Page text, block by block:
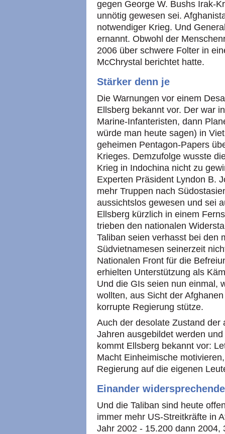
gegen George W. Bushs Irak-
unnötig gewesen sei.
notwendiger Krieg. Und
ernannt. Obwohl der
2006 über schwere Folter in
McChrystal berichtet hatte.
Stärker denn je
Die Warnungen vor einem
Ellsberg bekannt vor. Der war
Marine-Infanteristen, dann
würde man heute sagen) in
geheimen Pentagon-Papers
Krieges. Demzufolge wusste
Krieg in Indochina nicht zu
Experten Präsident Lyndon B.
mehr Truppen nach
aussichtslos gewesen und sei
Ellsberg kürzlich in einem
trieben den nationalen
Taliban seien verhasst bei den
Südvietnamesen seinerzeit
Nationalen Front für die
erhielten Unterstützung als
Und die GIs seien nun einmal,
wollten, aus Sicht der
korrupte Regierung stütze.
Auch der desolate Zustand
Jahren ausgebildet werden
kommt Ellsberg bekannt vor:
Macht Einheimische
Regierung auf die eigenen
Einander
Und die Taliban sind heute
immer mehr US-Streitkräfte in
Jahr 2002 - 15.200 dann